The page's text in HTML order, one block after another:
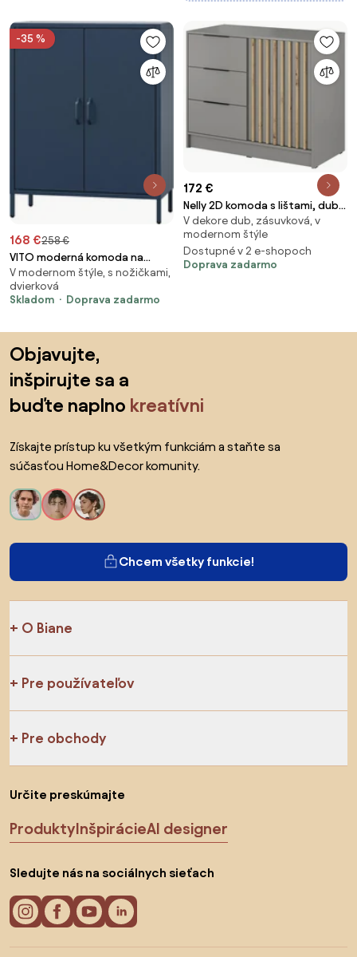
-35 %
168 €258 €
VITO moderná komoda na
nohách s policami: tmavo
modrá
V modernom štýle, s nožičkami,
dvierková
Skladom
Doprava zadarmo
172 €
Nelly 2D komoda s lištami, dub
artisan, šedá
V dekore dub, zásuvková, v
modernom štýle
Dostupné v 2 e-shopoch
Doprava zadarmo
Objavujte,
inšpirujte sa a
buďte naplno kreatívni
Získajte prístup ku všetkým funkciám a staňte sa
súčasťou Home&Decor komunity.
Chcem všetky funkcie!
O Biane
Pre používateľov
Pre obchody
Určite preskúmajte
ProduktyInšpirácieAI designer
Sledujte nás na sociálnych sieťach